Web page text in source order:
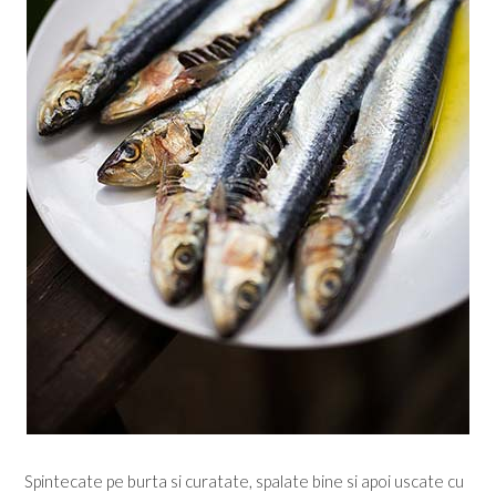
Spintecate pe burta si curatate, spalate bine si apoi uscate cu